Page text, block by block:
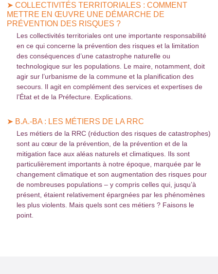
➤ COLLECTIVITÉS TERRITORIALES : COMMENT
METTRE EN ŒUVRE UNE DÉMARCHE DE
PRÉVENTION DES RISQUES ?
Les collectivités territoriales ont une importante responsabilité
en ce qui concerne la prévention des risques et la limitation
des conséquences d’une catastrophe naturelle ou
technologique sur les populations. Le maire, notamment, doit
agir sur l’urbanisme de la commune et la planification des
secours. Il agit en complément des services et expertises de
l’État et de la Préfecture. Explications.
➤ B.A.-BA : LES MÉTIERS DE LA RRC
Les métiers de la RRC (réduction des risques de catastrophes)
sont au cœur de la prévention, de la prévention et de la
mitigation face aux aléas naturels et climatiques. Ils sont
particulièrement importants à notre époque, marquée par le
changement climatique et son augmentation des risques pour
de nombreuses populations – y compris celles qui, jusqu’à
présent, étaient relativement épargnées par les phénomènes
les plus violents. Mais quels sont ces métiers ? Faisons le
point.